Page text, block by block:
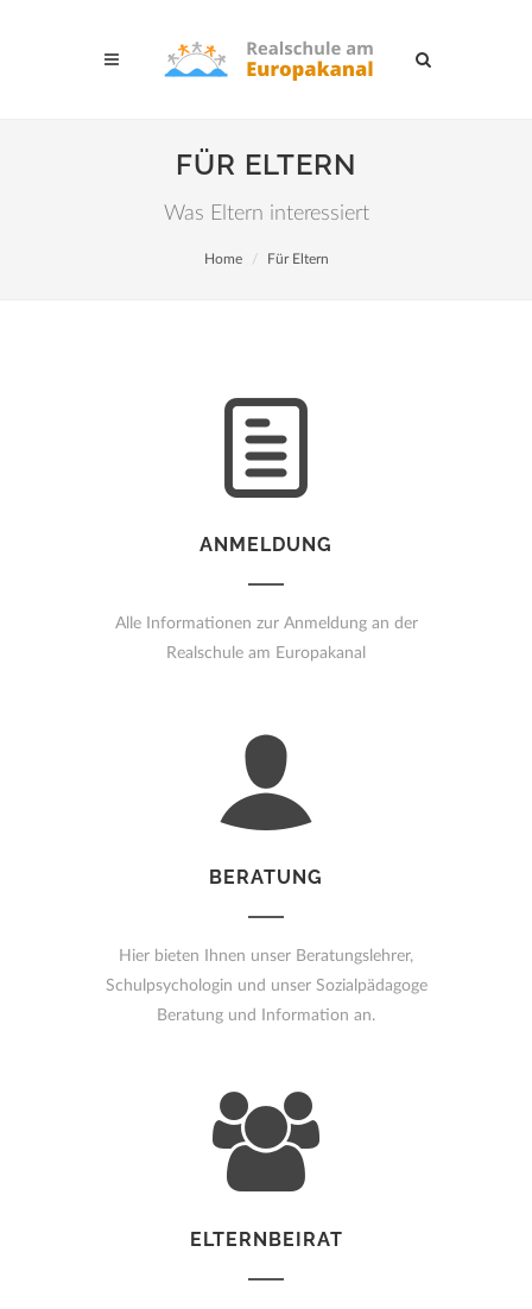
FÜR ELTERN
Was Eltern interessiert
Home Für Eltern
ANMELDUNG
Alle Informationen zur Anmeldung an der
Realschule am Europakanal
BERATUNG
Hier bieten Ihnen unser Beratungslehrer,
Schulpsychologin und unser Sozialpädagoge
Beratung und Information an.
ELTERNBEIRAT